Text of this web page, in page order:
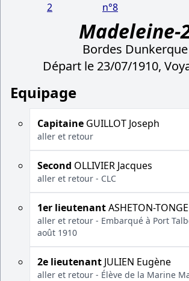
2
n°8
Madeleine-
Bordes Dunkerque
Départ le 23/07/1910,
Equipage
Capitaine GUILLOT Joseph
aller et retour
Second OLLIVIER Jacques
aller et retour - CLC
1er lieutenantASHETON-
aller et retour - Embarqué à Port
août 1910
2e lieutenant JULIEN Eugène
aller et retour - Élève de la Marine